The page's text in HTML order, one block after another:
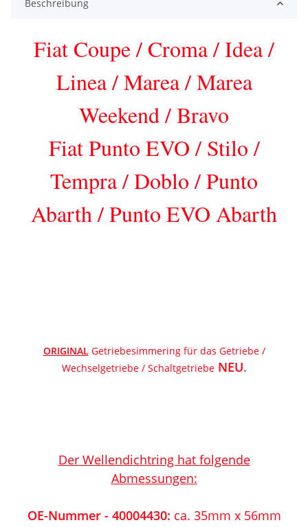
Beschreibung
Fiat Coupe / Croma / Idea /
Linea / Marea / Marea
Weekend / Bravo
Fiat Punto EVO / Stilo /
Tempra / Doblo / Punto
Abarth / Punto EVO Abarth
ORIGINALGetriebesimmering für das Getriebe /
Wechselgetriebe / Schaltgetriebe NEU.
DerWellendichtring hatfolgende
Abmessungen:
OE-Nummer - 40004430: ca. 35mm x 56mm